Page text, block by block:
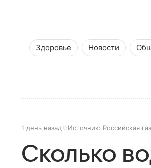
Здоровье Новости
1 день назад Источник: Российская
Сколько